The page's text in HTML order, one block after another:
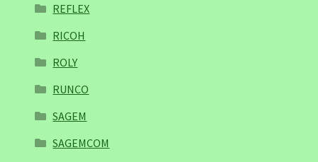
REFLEX
RICOH
ROLY
RUNCO
SAGEM
SAGEMCOM